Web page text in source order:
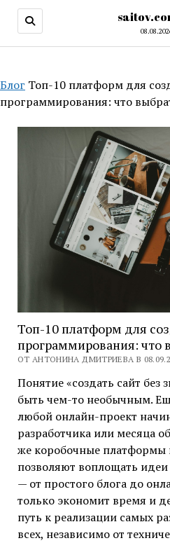
Блог Топ-10 платформ для
программирования: что
Топ-10 платформ для
программирования: что
ОТ АНТОНИНА ДМИТРИЕВА В
Понятие «создать сайт без
быть чем-то необычным.
любой онлайн-проект
разработчика или месяца
же коробочные платформы
позволяют воплощать
— от простого блога до
только экономит время и
путь к реализации самых
всех, независимо от